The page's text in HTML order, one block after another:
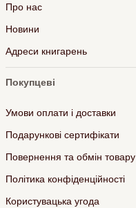
Про нас
Новини
Адреси книгарень
Покупцеві
Умови оплати і доставки
Подарункові сертифікати
Повернення та обмін товару
Політика конфіденційності
Користувацька угода